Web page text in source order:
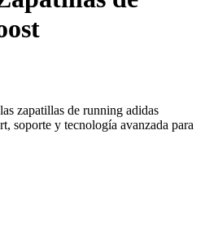
zapatillas de running adidas
soporte y tecnología avanzada para